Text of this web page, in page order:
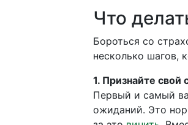
Что
Бороться со
несколько шагов,
1. Признайте свой
Первый и самый
ожиданий. Это